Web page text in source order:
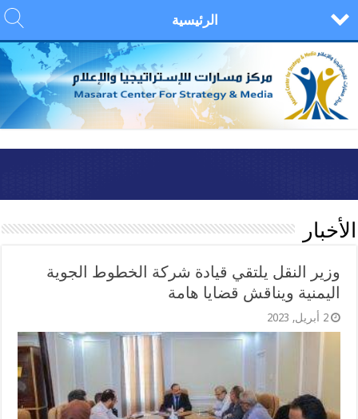
الأخبار
وزير النقل يلتقي قيادة شركة الخطوط الجوية
اليمنية ويناقش قضايا هامة
2 أبريل, 2023
الرئيسية